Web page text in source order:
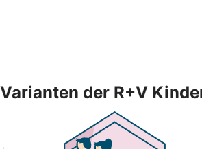
Varianten der R+V